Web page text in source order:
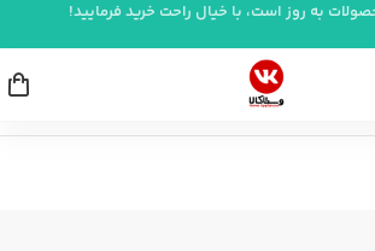
به روز است، با خیال راحت خرید فرمایید!